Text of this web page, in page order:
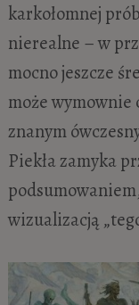
karkołomnej
nierealne – w
mocno jeszcze
może
znanym
Piekła zamyka
wizualizacją